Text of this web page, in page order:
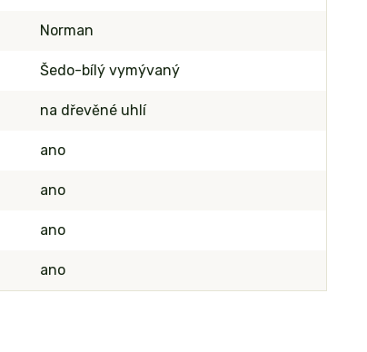
Norman
Šedo-bílý vymývaný
na dřevěné uhlí
ano
ano
ano
ano